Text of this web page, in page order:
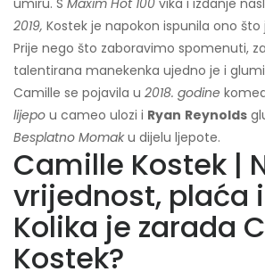
umiru. S Maxim Hot 100 vika i izdanje
2019, Kostek je napokon ispunila ono što
Prije nego što zaboravimo spomenuti,
talentirana manekenka ujedno je i
Camille se pojavila u 2018. godine
lijepo u cameo ulozi i Ryan Reynolds
Besplatno Momaku dijelu ljepote.
Camille Kostek |
vrijednost, plaća
Kolika je zarada
Kostek?